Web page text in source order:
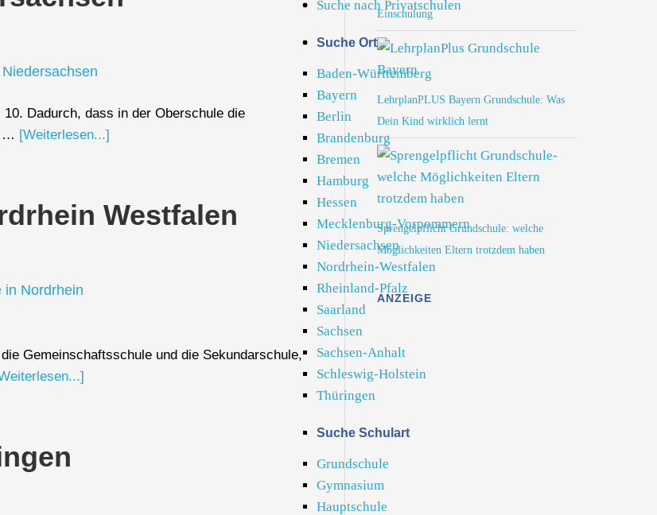
Suche nach Privatschulen
Suche Ort
Baden-Württemberg
Bayern
Berlin
Brandenburg
Bremen
Hamburg
Hessen
Mecklenburg-Vorpommern
Niedersachsen
Nordrhein-Westfalen
Rheinland-Pfalz
Saarland
Sachsen
Sachsen-Anhalt
Schleswig-Holstein
Thüringen
Suche Schulart
Grundschule
Gymnasium
Hauptschule
Dadurch, dass in der Oberschule die
… [Weiterlesen...]
Westfalen
Gemeinschaftsschule und die Sekundarschule,
Einschulung
LehrplanPLUS Bayern Grundschule: Was
Dein Kind wirklich lernt
Sprengelpflicht Grundschule: welche
Möglichkeiten Eltern trotzdem haben
ANZEIGE